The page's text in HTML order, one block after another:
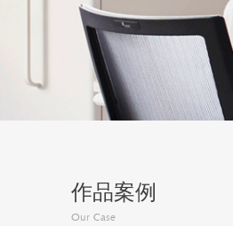
作品案例
Our Case